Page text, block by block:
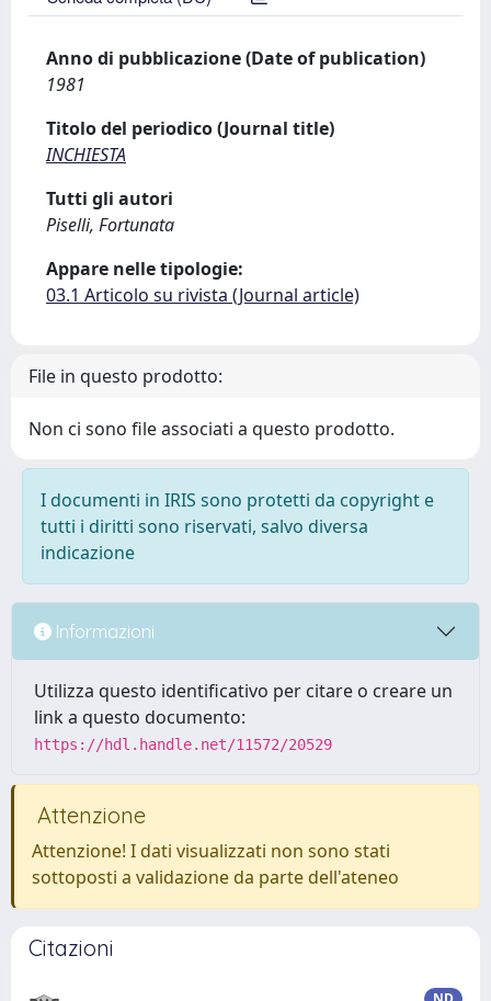
Anno di pubblicazione (Date of publication)
1981
Titolo del periodico (Journal title)
INCHIESTA
Tutti gli autori
Piselli, Fortunata
Appare nelle tipologie:
03.1 Articolo su rivista (Journal article)
File in questo prodotto:
Non ci sono file associati a questo prodotto.
I documenti in IRIS sono protetti da copyright e
tutti i diritti sono riservati, salvo diversa
indicazione
Informazioni
Utilizza questo identificativo per citare o creare un
link a questo documento:
https://hdl.handle.net/11572/20529
Attenzione
Attenzione! I dati visualizzati non sono stati
sottoposti a validazione da parte dell'ateneo
Citazioni